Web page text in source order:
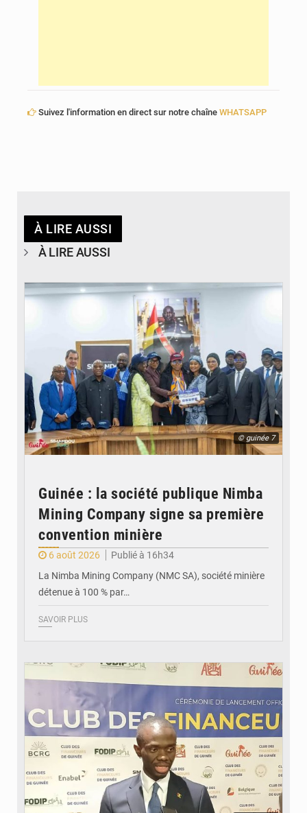
Suivez l'information en direct sur notre chaîne WHATSAPP
À LIRE AUSSI
À LIRE AUSSI
© guinée 7
Guinée : la société publique Nimba
Mining Company signe sa première
convention minière
6 août 2026
Publié à 16h34
La Nimba Mining Company (NMC SA), société minière
détenue à 100 % par…
SAVOIR PLUS